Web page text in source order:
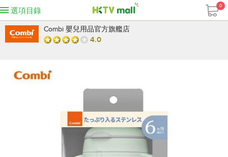
選項目錄
0
Combi 嬰兒用品官方旗艦店
4.0